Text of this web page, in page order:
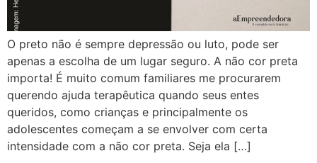
O preto não é sempre depressão ou luto, pode ser
apenas a escolha de um lugar seguro. A não cor preta
importa! É muito comum familiares me procurarem
querendo ajuda terapêutica quando seus entes
queridos, como crianças e principalmente os
adolescentes começam a se envolver com certa
intensidade com a não cor preta. Seja ela […]